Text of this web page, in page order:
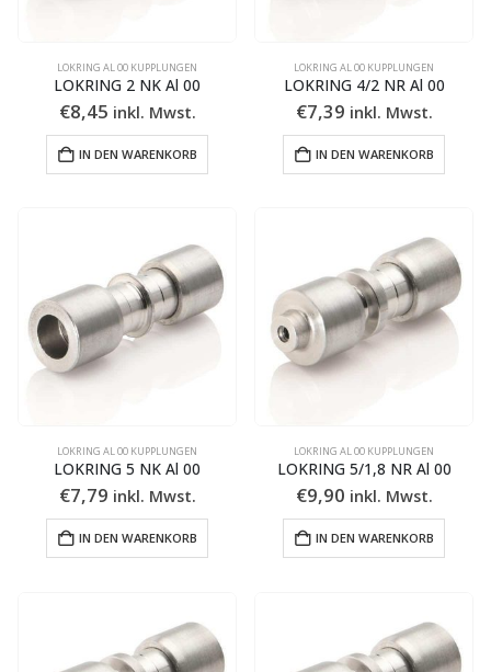
LOKRING AL 00 KUPPLUNGEN
LOKRING 2 NK Al 00
€8,45 inkl. Mwst.
IN DEN WARENKORB
LOKRING AL 00 KUPPLUNGEN
LOKRING 4/2 NR Al 00
€7,39 inkl. Mwst.
IN DEN WARENKORB
LOKRING AL 00 KUPPLUNGEN
LOKRING 5 NK Al 00
€7,79 inkl. Mwst.
IN DEN WARENKORB
LOKRING AL 00 KUPPLUNGEN
LOKRING 5/1,8 NR Al 00
€9,90 inkl. Mwst.
IN DEN WARENKORB